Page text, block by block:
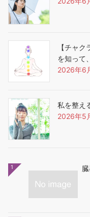
【チャ
を知って
2026年6
私を整え
2026年5
1